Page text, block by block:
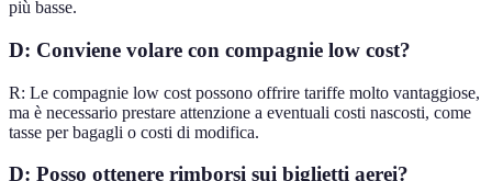
più basse.
D: Conviene volare con compagnie low cost?
R: Le compagnie low cost possono offrire tariffe molto vantaggiose,
ma è necessario prestare attenzione a eventuali costi nascosti, come
tasse per bagagli o costi di modifica.
D: Posso ottenere rimborsi sui biglietti aerei?